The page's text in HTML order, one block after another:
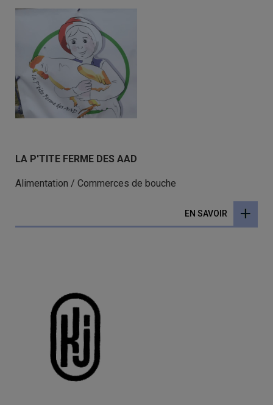
LA P'TITE FERME DES AAD
Alimentation / Commerces de bouche
EN SAVOIR